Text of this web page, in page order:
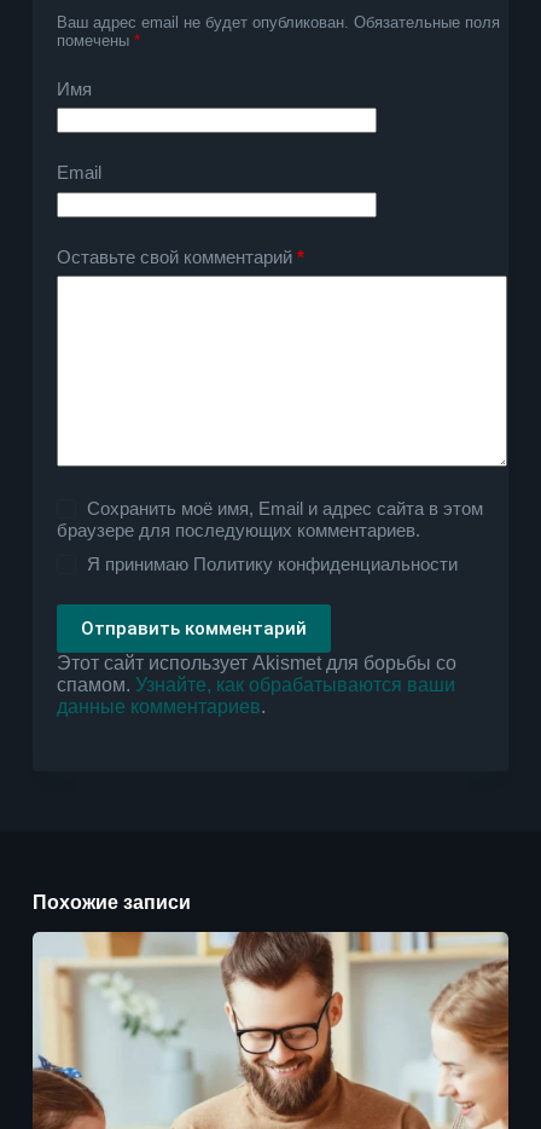
Ваш адрес email не будет опубликован. Обязательные поля
помечены *
Имя
Email
Оставьте свой комментарий*
Сохранить моё имя, Email и адрес сайта в этом
браузере для последующих комментариев.
Я принимаю Политику конфиденциальности
Отправить комментарий
Этот сайт использует Akismet для борьбы со
спамом. Узнайте, как обрабатываются ваши
данные комментариев.
Похожие записи